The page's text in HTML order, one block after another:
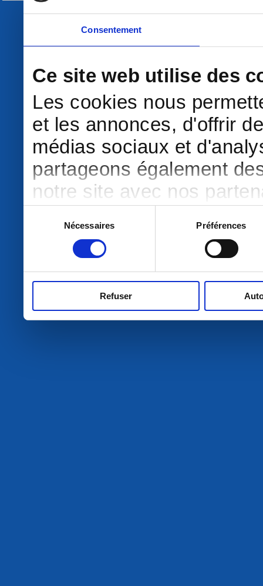
Consentement
Ce site web utilise des
Les cookies nous
et les annonces, d'offrir
médias sociaux et
partageons également
notre site avec nos
d'autres informations
ont collectées lors de
consentement
Nécessaires Préférences
Refuser